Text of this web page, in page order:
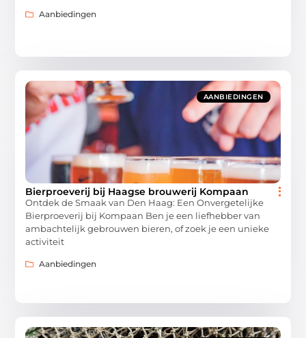
Aanbiedingen
AANBIEDINGEN
Bierproeverij bij Haagse brouwerij Kompaan
Ontdek de Smaak van Den Haag: Een Onvergetelijke
Bierproeverij bij Kompaan Ben je een liefhebber van
ambachtelijk gebrouwen bieren, of zoek je een unieke
activiteit
Aanbiedingen